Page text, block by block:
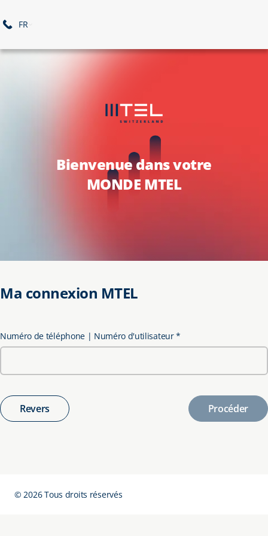
FR
Bienvenue dans votre
MONDE MTEL
Ma connexion MTEL
Numéro de téléphone | Numéro d'utilisateur*
Revers Procéder
©2026Tous droits réservés